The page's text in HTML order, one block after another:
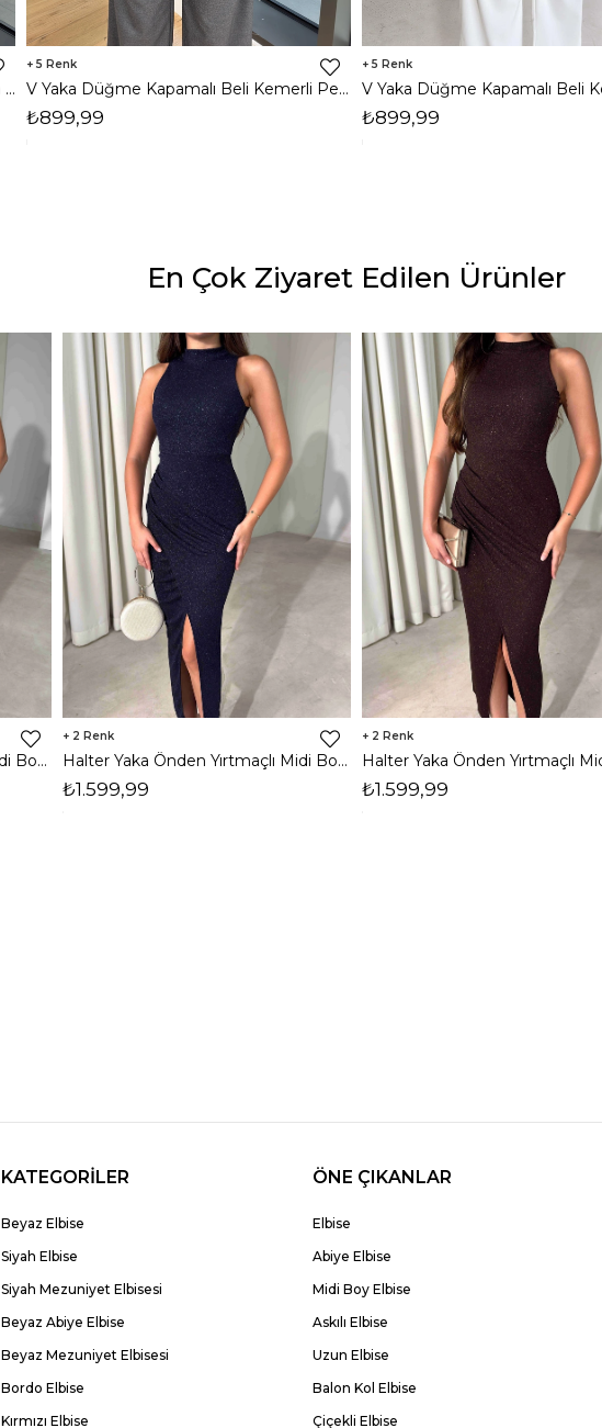
Kolsuz Belden Bağlamalı Tırast Taş Kadın Tulum 25Y272
5
V Yaka Düğme Kapamalı Beli Kemerli Pens Detaylı Bol Paça Velvıt Antrasit Kadın Tulum 25Y116
₺899,99
5
₺899,99
En Çok Ziyaret Edilen Ürünler
Halter Yaka Önden Yırtmaçlı Midi Boy Bordo Hasre Kadın Elbise 26Y502
2
Halter Yaka Önden Yırtmaçlı Midi Boy Lacivert Hasre Kadın Elbise 26Y502
₺1.599,99
2
₺1.599,99
KATEGORİLER
Beyaz Elbise
Siyah Elbise
Siyah Mezuniyet Elbisesi
Beyaz Abiye Elbise
Beyaz Mezuniyet Elbisesi
Bordo Elbise
Kırmızı Elbise
ÖNE ÇIKANLAR
Elbise
Abiye Elbise
Midi Boy Elbise
Askılı Elbise
Uzun Elbise
Balon Kol Elbise
Çiçekli Elbise